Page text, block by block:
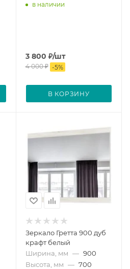
в наличии
3 800 ₽/шт
4 000₽ -5%
В КОРЗИНУ
Зеркало Гретта 900 дуб
крафт белый
Ширина, мм — 900
Высота, мм — 700